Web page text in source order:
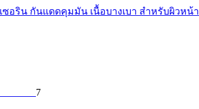
ยูเซอริน กันแดดคุมมัน เนื้อบางเบา สำหรับผิวหน้า
7